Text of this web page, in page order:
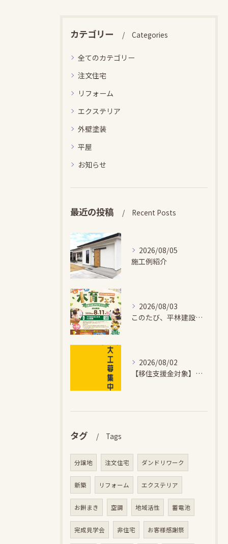
カテゴリー Categories
全てのカテゴリー
注文住宅
リフォーム
エクステリア
外壁塗装
平屋
お知らせ
最近の投稿 Recent Posts
2026/08/05
施工例紹介
2026/08/03
このたび、平林建設では、お子さまが木とふれあい・木について学...
2026/08/02
【移住支援金対象】【未経験歓迎】大多喜町で「見えないところも...
タグ Tags
分譲地 注文住宅 ダンドリワーク
新築 リフォーム エクステリア
お餅まき 空調 地域活性 蓄電池
完成見学会 非住宅 お客様感謝祭